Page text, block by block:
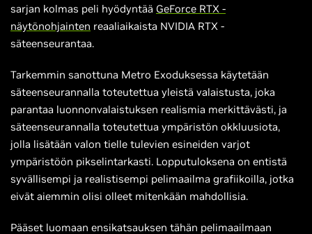
sarjan kolmas peli hyödyntää GeForce RTX -
näytönohjainten reaaliaikaista NVIDIA RTX -
säteenseurantaa.
Tarkemmin sanottuna Metro Exoduksessa käytetään
säteenseurannalla toteutettua yleistä valaistusta, joka
parantaa luonnonvalaistuksen realismia merkittävästi, ja
säteenseurannalla toteutettua ympäristön okkluusiota,
jolla lisätään valon tielle tulevien esineiden varjot
ympäristöön pikselintarkasti. Lopputuloksena on entistä
syvällisempi ja realistisempi pelimaailma grafiikoilla, jotka
eivät aiemmin olisi olleet mitenkään mahdollisia.
Pääset luomaan ensikatsauksen tähän pelimaailmaan